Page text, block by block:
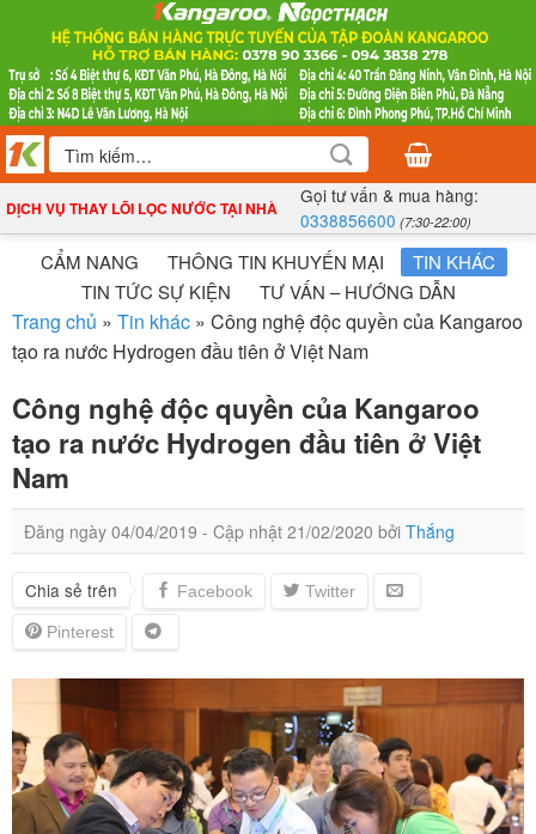
nội
dung
Tìm
kiếm:
DỊCH VỤ THAY LÕI LỌC NƯỚC TẠI NHÀ
Gọi tư vấn & mua hàng:
0338856600 (7:30-22:00)
CẨM NANG THÔNG TIN KHUYẾN MẠI
TIN KHÁC
TIN TỨC SỰ KIỆN
TƯ VẤN – HƯỚNG DẪN
Trang chủ » Tin khác » Công nghệ độc quyền của Kangaroo
tạo ra nước Hydrogen đầu tiên ở Việt Nam
Công nghệ độc quyền của Kangaroo
tạo ra nước Hydrogen đầu tiên ở Việt
Nam
Đăng ngày 04/04/2019 - Cập nhật 21/02/2020 bởi Thắng
Chia sẻ trên